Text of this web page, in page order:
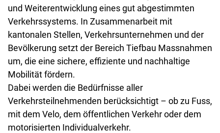
und Weiterentwicklung eines gut abgestimmten
Verkehrssystems. In Zusammenarbeit mit
kantonalen Stellen, Verkehrsunternehmen und der
Bevölkerung setzt der Bereich Tiefbau Massnahmen
um, die eine sichere, effiziente und nachhaltige
Mobilität fördern.
Dabei werden die Bedürfnisse aller
Verkehrsteilnehmenden berücksichtigt – ob zu Fuss,
mit dem Velo, dem öffentlichen Verkehr oder dem
motorisierten Individualverkehr.